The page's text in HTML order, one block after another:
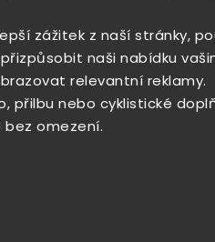
zážitek z naší stránky,
naši nabídku
relevantní reklamy.
přilbu nebo cyklistické
omezení.